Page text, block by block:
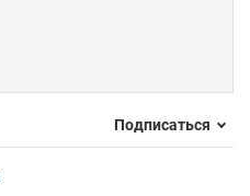
Подписаться